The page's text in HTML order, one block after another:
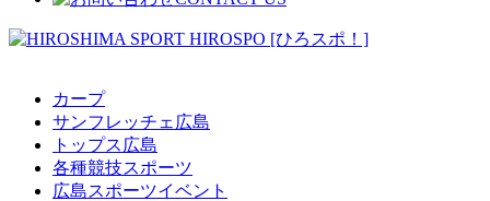
カープ
サンフレッチェ広島
トップス広島
各種競技スポーツ
広島スポーツイベント